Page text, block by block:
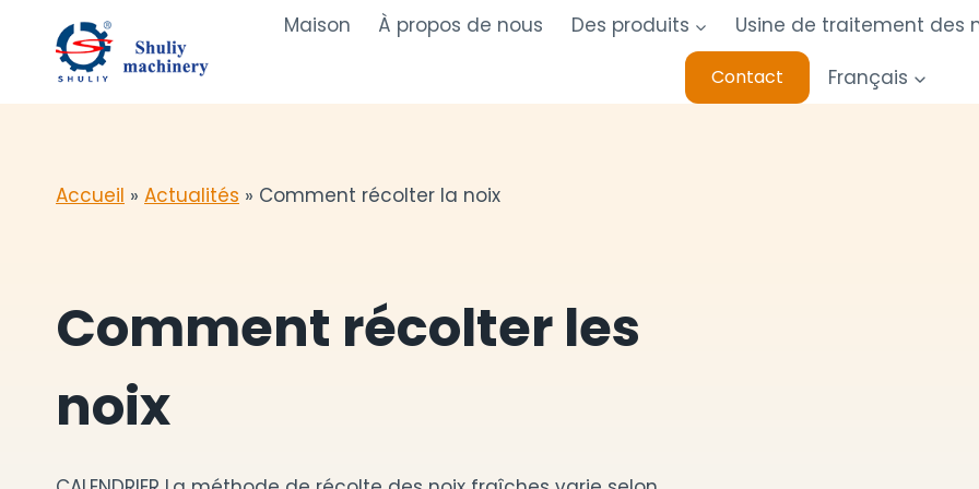
contenu
Maison À propos de nous Des produits Usine de traitement des
Contact Français
Accueil » Actualités » Comment récolter la noix
Comment récolter les
noix